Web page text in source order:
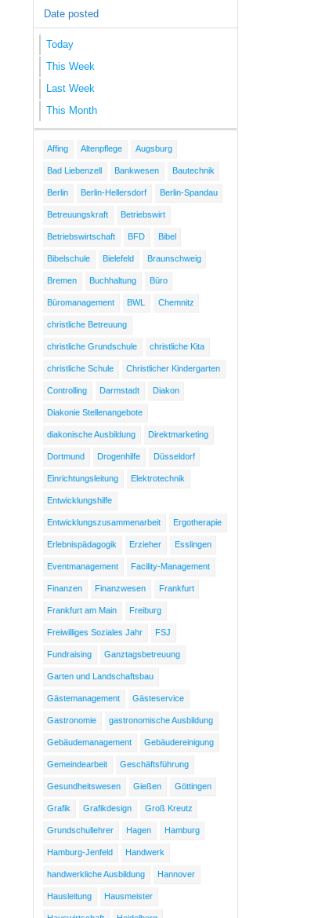
Date posted
Today
This Week
Last Week
This Month
Affing Altenpflege Augsburg
Bad Liebenzell Bankwesen Bautechnik
Berlin Berlin-Hellersdorf Berlin-Spandau
Betreuungskraft Betriebswirt
Betriebswirtschaft BFD Bibel
Bibelschule Bielefeld Braunschweig
Bremen Buchhaltung Büro
Büromanagement BWL Chemnitz
christliche Betreuung
christliche Grundschule christliche Kita
christliche Schule Christlicher Kindergarten
Controlling Darmstadt Diakon
Diakonie Stellenangebote
diakonische Ausbildung Direktmarketing
Dortmund Drogenhilfe Düsseldorf
Einrichtungsleitung Elektrotechnik
Entwicklungshilfe
Entwicklungszusammenarbeit Ergotherapie
Erlebnispädagogik Erzieher Esslingen
Eventmanagement Facility-Management
Finanzen Finanzwesen Frankfurt
Frankfurt am Main Freiburg
Freiwilliges Soziales Jahr FSJ
Fundraising Ganztagsbetreuung
Garten und Landschaftsbau
Gästemanagement Gästeservice
Gastronomie gastronomische Ausbildung
Gebäudemanagement Gebäudereinigung
Gemeindearbeit Geschäftsführung
Gesundheitswesen Gießen Göttingen
Grafik Grafikdesign Groß Kreutz
Grundschullehrer Hagen Hamburg
Hamburg-Jenfeld Handwerk
handwerkliche Ausbildung Hannover
Hausleitung Hausmeister